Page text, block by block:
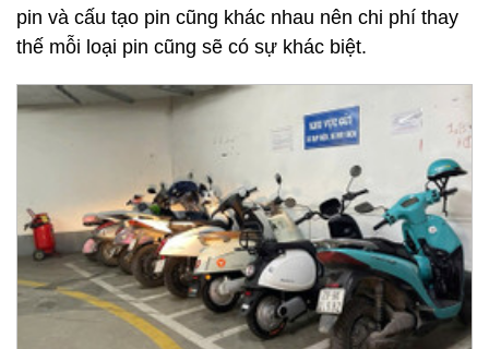
pin và cấu tạo pin cũng khác nhau nên chi phí thay
thế mỗi loại pin cũng sẽ có sự khác biệt.